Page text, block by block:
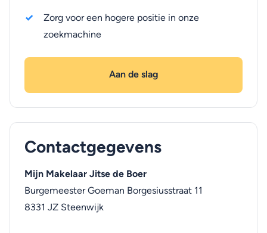
Zorg voor een hogere positie in onze
zoekmachine
Aan de slag
Contactgegevens
Mijn Makelaar Jitse de Boer
Burgemeester Goeman Borgesiusstraat 11
8331 JZ Steenwijk